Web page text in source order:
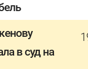
в суд на